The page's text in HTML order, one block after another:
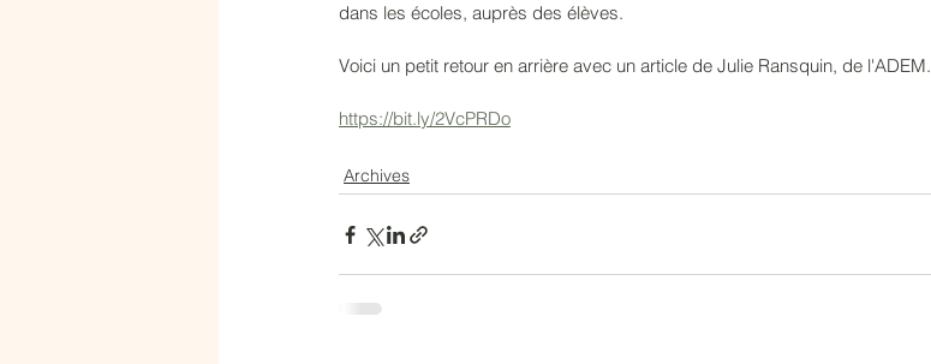
dans les écoles, auprès des élèves.
Voici un petit retour en arrière avec un article de Julie Ransquin, de l'ADEM.
https://bit.ly/2VcPRDo
Archives